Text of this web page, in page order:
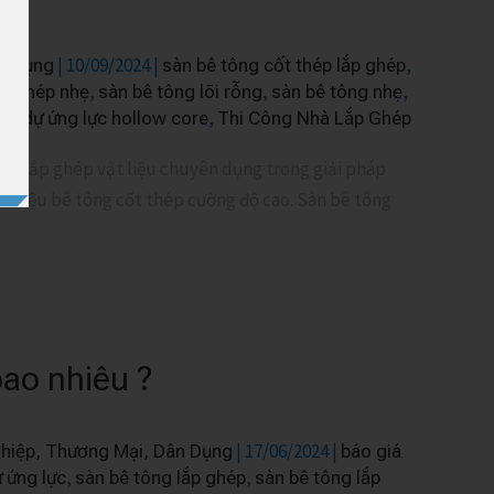
Dụng | 10/09/2024| sàn bê tông cốt thép lắp ghép,
ghép nhẹ, sàn bê tông lõi rỗng, sàn bê tông nhẹ,
dự ứng lực hollow core, Thi Công Nhà Lắp Ghép
liệu bê tông cốt thép cường độ cao. Sàn bê tông
nhiêu ?
Thương Mại, Dân Dụng | 17/06/2024| báo giá
ứng lực, sàn bê tông lắp ghép, sàn bê tông lắp